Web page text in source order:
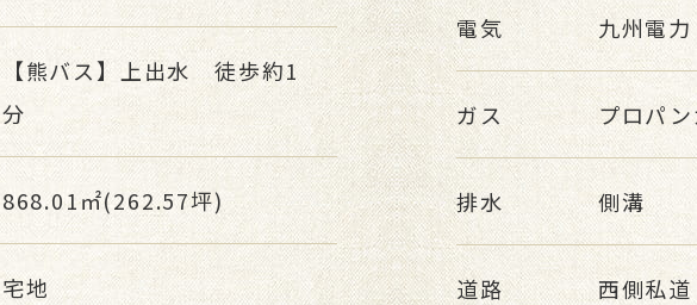
【熊バス】上出水 徒歩約1
分
868.01㎡(262.57坪)
宅地
電気 九州電力
ガス プロパン
排水 側溝
道路 西側私